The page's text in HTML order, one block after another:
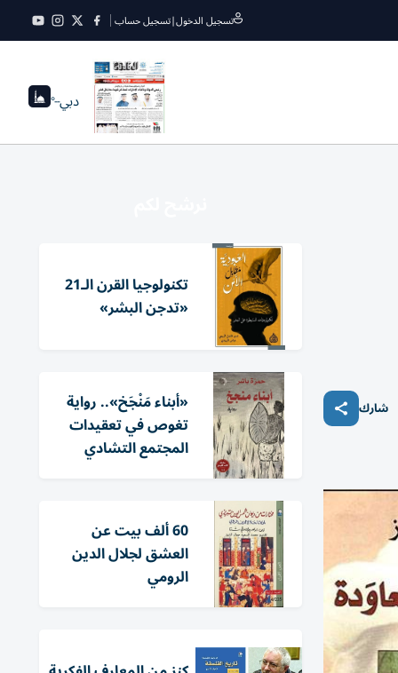
تسجيل الدخول|تسجيل حساب
دبي--°
شارك
تكنولوجيا القرن الـ21
«تدجن البشر»
«أبناء مَنْجَخ».. رواية
تغوص في تعقيدات
المجتمع التشادي
60 ألف بيت عن
العشق لجلال الدين
الرومي